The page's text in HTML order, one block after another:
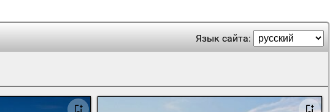
Язык сайта: